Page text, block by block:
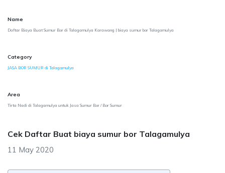
Name
Daftar Biaya Buat Sumur Bor di Talagamulya Karawang | biaya sumur bor Talagamulya
Category
JASA BOR SUMUR di Talagamulya
Area
Tirta Nadi di Talagamulya untuk Jasa Sumur Bor / Bor Sumur
Cek Daftar Buat biaya sumur bor Talagamulya
11 May 2020